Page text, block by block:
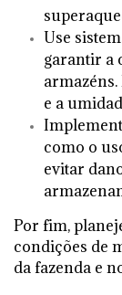
Use
garantir a
e a
como o
evitar
Por fim,
condições de
da fazenda e